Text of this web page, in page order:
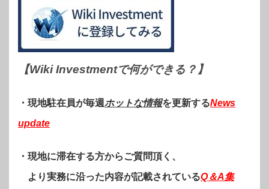
【Wiki Investmentで何ができる？ 】
・現地駐在員が毎週ホットな情報を更新するNews
update
・現地に滞在する方からご質問頂く、
より実務に沿った内容が記載されているQ＆A集